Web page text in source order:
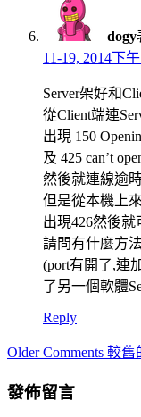
dogy
11-19, 2014下
Server架好和
從Client端連
出現 150
及 425 can’t
然後就連線逾
但是從本機上
出現426然後
請問有什麼方
(port有開了,連
了另一個軟體
Reply
Comment
Older Comments 較舊
發佈留言